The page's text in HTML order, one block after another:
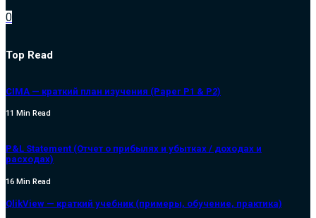
0
Top Read
CIMA — краткий план изучения (Paper P1 & P2)
11 Min Read
P&L Statement (Отчет о прибылях и убытках / доходах и
расходах)
16 Min Read
QlikView — краткий учебник (примеры, обучение, практика)